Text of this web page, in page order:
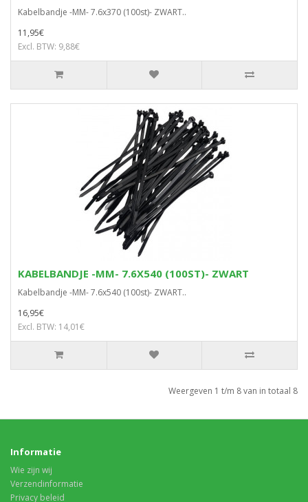
Kabelbandje -MM- 7.6x370 (100st)- ZWART..
11,95€
Excl. BTW: 9,88€
KABELBANDJE -MM- 7.6X540 (100ST)- ZWART
Kabelbandje -MM- 7.6x540 (100st)- ZWART..
16,95€
Excl. BTW: 14,01€
Weergeven 1 t/m 8 van in totaal 8
Informatie
Wie zijn wij
Verzendinformatie
Privacy beleid